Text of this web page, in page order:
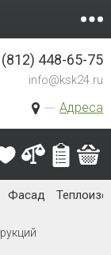
Адреса
(812) 448-65-75
info@ksk24.ru
Фасад